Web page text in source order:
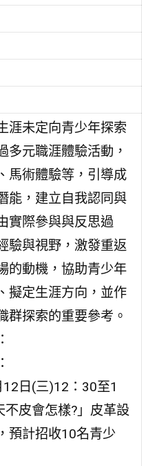
涯未定向青少年探索
多元職涯體驗活動，
馬術體驗等，引導成
能，建立自我認同與
實際參與與反思過
驗與視野，激發重返
的動機，協助青少年
擬定生涯方向，並作
群探索的重要參考。
日(三)12：30至1
不皮會怎樣?」皮革設
預計招收10名青少